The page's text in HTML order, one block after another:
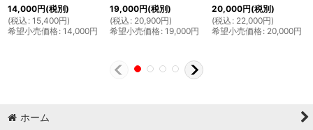
14,000円(税別)
(税込 : 15,400円)
希望小売価格: 14,000円
19,000円(税別)
(税込 : 20,900円)
希望小売価格: 19,000円
20,000円(税別)
(税込 : 22,000円)
希望小売価格: 20,000円
ホーム